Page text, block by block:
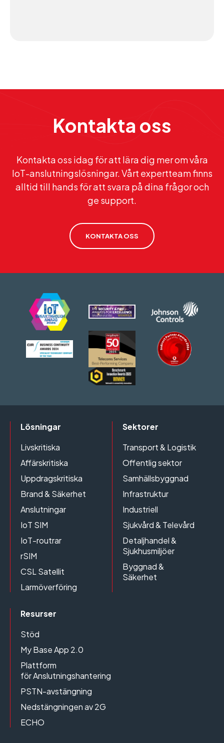
Kontakta oss
Kontakta oss idag för att lära dig mer om våra
IoT-anslutningslösningar. Vårt expertteam finns
alltid till hands för att svara på dina frågor och
ge support.
KONTAKTA OSS
Lösningar
Livskritiska
Affärskritiska
Uppdragskritiska
Brand & Säkerhet
Anslutningar
IoT SIM
IoT-routrar
rSIM
CSL Satellit
Larmöverföring
Sektorer
Transport & Logistik
Offentlig sektor
Samhällsbyggnad
Infrastruktur
Industriell
Sjukvård & Televård
Detaljhandel &
Sjukhusmiljöer
Byggnad &
Säkerhet
Resurser
Stöd
My Base App 2.0
Plattform
för Anslutningshantering
PSTN-avstängning
Nedstängningen av 2G
ECHO